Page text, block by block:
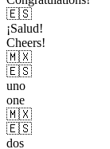
🇪🇸
¡Salud!
Cheers!
🇲🇽
🇪🇸
uno
one
🇲🇽
🇪🇸
dos